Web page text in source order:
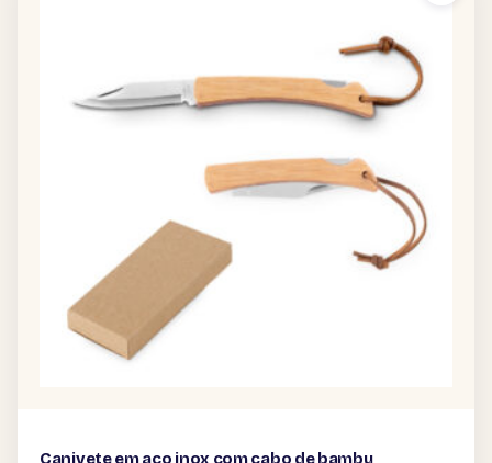
Canivete em aço inox com cabo de bambu